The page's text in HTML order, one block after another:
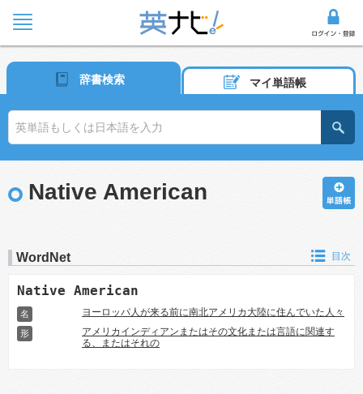
辞書検索 マイ単語帳
Native American
WordNet 目次
Native American
名 ヨーロッパ人が来る前に南北アメリカ大陸に住んでいた人々
形
アメリカインディアンまたはその文化または言語に関連す
る、またはそれの